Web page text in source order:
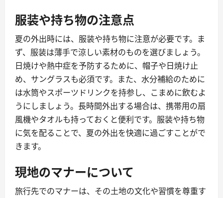
服装や持ち物の注意点
夏の外出時には、服装や持ち物に注意が必要です。ま
ず、服装は薄手で涼しい素材のものを選びましょう。
日焼けや熱中症を予防するために、帽子や日焼け止
め、サングラスも必須です。また、水分補給のために
は水筒やスポーツドリンクを持参し、こまめに飲むよ
うにしましょう。長時間外出する場合は、携帯用の扇
風機やタオルも持っておくと便利です。服装や持ち物
に気を配ることで、夏の外出を快適に過ごすことがで
きます。
現地のマナーについて
旅行先でのマナーは、その土地の文化や習慣を尊重す